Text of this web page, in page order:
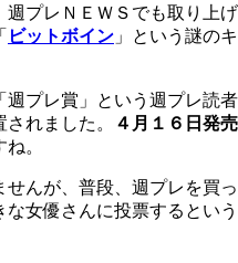
週プレＮＥＷＳでも取り上げ
ビットボイン 」という謎のキ
プレ賞」という週プレ読者
れました。
４月１６日発売
ね。
んが、普段、週プレを買っ
女優さんに投票するという